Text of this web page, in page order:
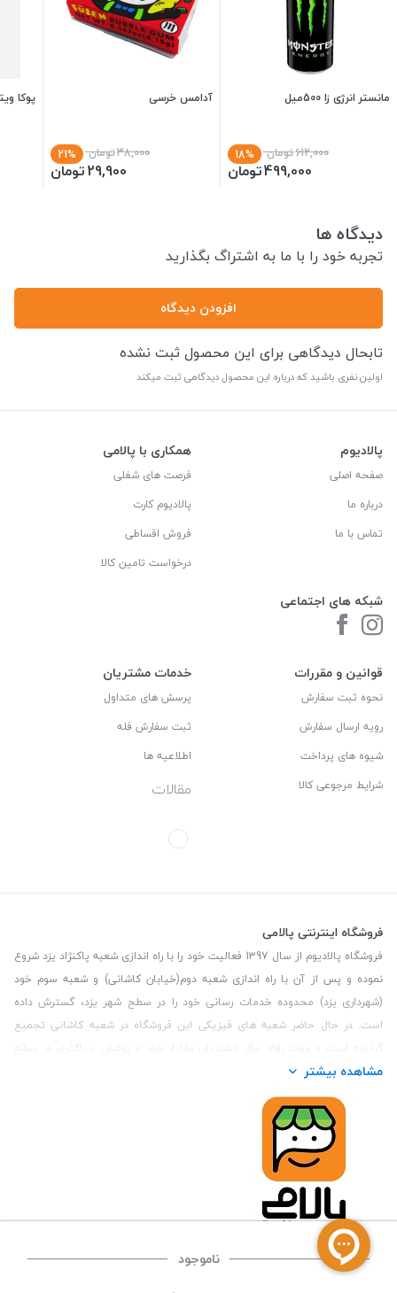
مانستر انرژی زا 500میل
612,000تومان 18%
499,000تومان
آدامس خرسی
38,000تومان 21%
29,900تومان
پوکا
دیدگاه ها
تجربه خود را با ما به اشتراگ بگذارید
افزودن دیدگاه
تابحال دیدگاهی برای این محصول ثبت نشده
اولین نفری باشید که درباره این محصول دیدگاهی ثبت میکند
ناموجود
پالادیوم
صفحه اصلی
درباره ما
تماس با ما
شبکه های اجتماعی
همکاری با پالامی
فرصت های شغلی
پالادیوم کارت
فروش اقساطی
درخواست تامین کالا
قوانین و مقررات
نحوه ثبت سفارش
رویه ارسال سفارش
شیوه های پرداخت
شرایط مرجوعی کالا
خدمات مشتریان
پرسش های متداول
ثبت سفارش فله
اطلاعیه ها
مقالات
فروشگاه اینترنتی پالامی
فروشگاه پالادیوم از سال 1397 فعالیت خود را با راه اندازی شعبه پاکنژاد یزد شروع
نموده و پس از آن با راه اندازی شعبه دوم(خیابان کاشانی) و شعبه سوم خود
(شهرداری یزد) محدوده خدمات رسانی خود را در سطح شهر یزد، گسترش داده
است. در حال حاضر شعبه های فیزیکی این فروشگاه در شعبه کاشانی تجمیع
گردیده است و جهت رفاه حال مشتریان وفادار خود و پوشش حداکثری در سطح
استان یزد و همچنین مشتریان سطح کشور، فروشگاه اینترنتی پالامی را راه اندازی
نموده است. هدف فروشگاه اینترنتی پالامی فراهم نمودن یک خرید اینترنتی
مطمئن، با کالاهای متنوع، باکیفیت و دارای قیمت مناسب می باشد که مشتری
بتواند در مدت زمان کوتاه کالاهای خود را سفارش داده و در زمان مورد نظر خود
تحویل بگیرد و در صورت وجود عدم تطابق سفارش و کالای تحویل شده ضمانت
بازگشت کالا هم داشته باشد. سابقه درخشان در فروش حضوری و جذب مشتریان و
انعقاد قرارداد با ارگان های دولتی و خصوصی از افتخارات این مجموعه می باشد.
یکی از مهم‌ترین دغدغه‌های کاربران خرید اینترنتی، این است که کالای خریداری
شده در زمان مورد نظر آنها بدستشان برسد، لذا فروشگاه اینترنتی پالامی این
قابلیت را دارد تا علاوه بر روش تعیین روز و ساعت تحویل سفارش به مشتری،
مشاهده بیشتر